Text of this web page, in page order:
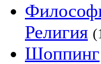
Религия
Шоппинг